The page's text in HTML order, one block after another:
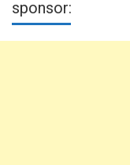
sponsor: